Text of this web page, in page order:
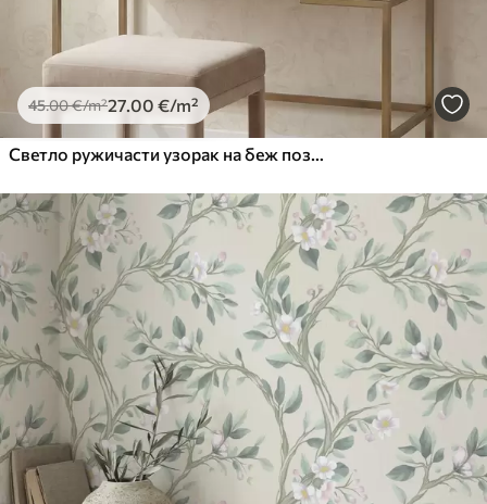
45.00€/m²27.00 €/m²
Светло ружичасти узорак на беж позадини